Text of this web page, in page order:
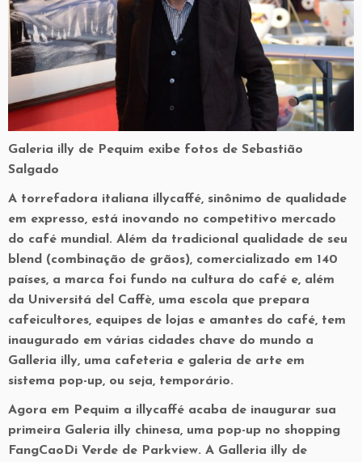
Galeria illy de Pequim exibe fotos de Sebastião
Salgado
A torrefadora italiana illycaffé, sinônimo de qualidade
em expresso, está inovando no competitivo mercado
do café mundial. Além da tradicional qualidade de seu
blend (combinação de grãos), comercializado em 140
países, a marca foi fundo na cultura do café e, além
da Universitá del Caffè, uma escola que prepara
cafeicultores, equipes de lojas e amantes do café, tem
inaugurado em várias cidades chave do mundo a
Galleria illy, uma cafeteria e galeria de arte em
sistema pop-up, ou seja, temporário.
Agora em Pequim a illycaffé acaba de inaugurar sua
primeira Galeria illy chinesa, uma pop-up no shopping
FangCaoDi Verde de Parkview. A Galleria illy de